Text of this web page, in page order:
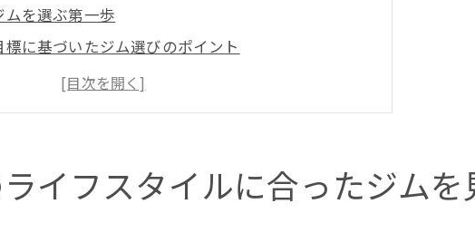
ムを選ぶ第一歩
に基づいたジム選びのポイント
れぞれの特徴を知ろう
ジムの相性を見極める方法
のためのチェックリスト
際の重要なポイント
イフスタイルに合ったジムを